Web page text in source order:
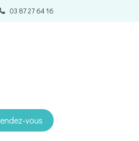
03 87 27 64 16
vous